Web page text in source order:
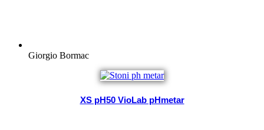
Giorgio Bormac
XS pH50 VioLab pHmetar